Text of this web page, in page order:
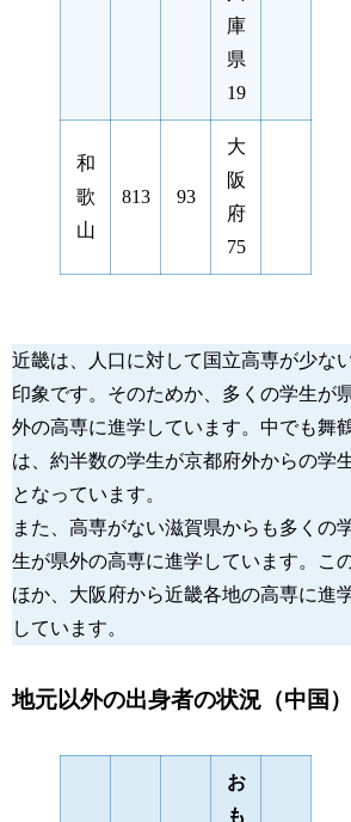
庫
県
19
和
歌
山
813 93
大
阪
府
75
近畿は、人口に対して国立高専が少な
印象です。そのためか、多くの学生が
外の高専に進学しています。中でも舞
は、約半数の学生が京都府外からの学
となっています。
また、高専がない滋賀県からも多くの
生が県外の高専に進学しています。こ
ほか、大阪府から近畿各地の高専に進
しています。
地元以外の出身者の状況（中国）
お
も